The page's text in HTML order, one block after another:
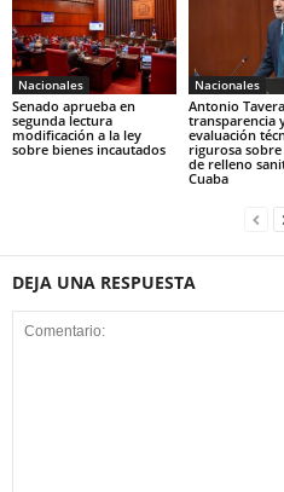
Nacionales
Senado aprueba en
segunda lectura
modificación a la ley
sobre bienes incautados
Nacionales
Antonio
transparencia
evaluación
rigurosa
de relleno
Cuaba
DEJA UNA RESPUESTA